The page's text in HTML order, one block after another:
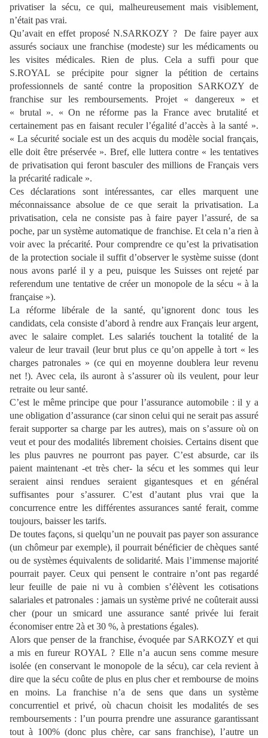
privatiser la sécu, ce qui, malheureusement mais visiblement,
n’était pas vrai.
Qu’avait en effet proposé N.SARKOZY ?
De faire payer aux
assurés sociaux une franchise (modeste) sur les médicaments ou
les visites médicales. Rien de plus. Cela a suffi pour que
S.ROYAL se précipite pour signer la pétition de certains
professionnels de santé contre la proposition SARKOZY de
franchise sur les remboursements. Projet « dangereux » et
« brutal ». « On ne réforme pas la France avec brutalité et
certainement pas en faisant reculer l’égalité d’accès à la santé ».
« La sécurité sociale est un des acquis du modèle social français,
elle doit être préservée ». Bref, elle luttera contre « les tentatives
de privatisation qui feront basculer des millions de Français vers
la précarité radicale ».
Ces déclarations sont intéressantes, car elles marquent une
méconnaissance absolue de ce que serait la privatisation. La
privatisation, cela ne consiste pas à faire payer l’assuré, de sa
poche, par un système automatique de franchise. Et cela n’a rien à
voir avec la précarité. Pour comprendre ce qu’est la privatisation
de la protection sociale il suffit d’observer le système suisse (dont
nous avons parlé il y a peu, puisque les Suisses ont rejeté par
referendum une tentative de créer un monopole de la sécu « à la
française »).
La réforme libérale de la santé, qu’ignorent donc tous les
candidats, cela consiste d’abord à rendre aux Français leur argent,
avec le salaire complet. Les salariés touchent la totalité de la
valeur de leur travail (leur brut plus ce qu’on appelle à tort « les
charges patronales » (ce qui en moyenne doublera leur revenu
net !). Avec cela, ils auront à s’assurer où ils veulent, pour leur
retraite ou leur santé.
C’est le même principe que pour l’assurance automobile : il y a
une obligation d’assurance (car sinon celui qui ne serait pas assuré
ferait supporter sa charge par les autres), mais on s’assure où on
veut et pour des modalités librement choisies. Certains disent que
les plus pauvres ne pourront pas payer. C’est absurde, car ils
paient maintenant -et très cher- la sécu et les sommes qui leur
seraient ainsi rendues seraient gigantesques et en général
suffisantes pour s’assurer. C’est d’autant plus vrai que la
concurrence entre les différentes assurances santé ferait, comme
toujours, baisser les tarifs.
De toutes façons, si quelqu’un ne pouvait pas payer son assurance
(un chômeur par exemple), il pourrait bénéficier de chèques santé
ou de systèmes équivalents de solidarité. Mais l’immense majorité
pourrait payer. Ceux qui pensent le contraire n’ont pas regardé
leur feuille de paie ni vu à combien s’élèvent les cotisations
salariales et patronales : jamais un système privé ne coûterait aussi
cher (pour un smicard une assurance santé privée lui ferait
économiser entre 2à et 30 %, à prestations égales).
Alors que penser de la franchise, évoquée par SARKOZY et qui
a mis en fureur ROYAL ? Elle n’a aucun sens comme mesure
isolée (en conservant le monopole de la sécu), car cela revient à
dire que la sécu coûte de plus en plus cher et rembourse de moins
en moins. La franchise n’a de sens que dans un système
concurrentiel et privé, où chacun choisit les modalités de ses
remboursements : l’un pourra prendre une assurance garantissant
tout à 100% (donc plus chère, car sans franchise), l’autre un